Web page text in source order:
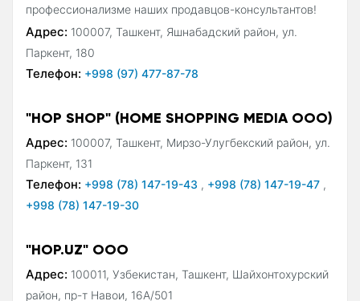
профессионализме наших продавцов-консультантов!
Адрес: 100007, Ташкент, Яшнабадский район, ул.
Паркент, 180
Телефон: +998 (97) 477-87-78
"HOP SHOP" (HOME SHOPPING MEDIA ООО)
Адрес: 100007, Ташкент, Мирзо-Улугбекский район, ул.
Паркент, 131
Телефон: +998 (78) 147-19-43 , +998 (78) 147-19-47 ,
+998 (78) 147-19-30
"HOP.UZ" ООО
Адрес: 100011, Узбекистан, Ташкент, Шайхонтохурский
район, пр-т Навои, 16А/501